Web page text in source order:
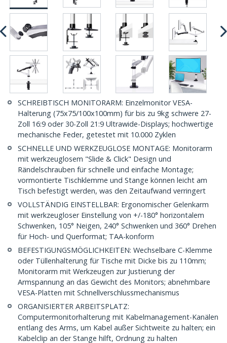
SCHREIBTISCH MONITORARM: Einzelmonitor VESA-
Halterung (75x75/100x100mm) für bis zu 9kg schwere 27-
Zoll 16:9 oder 30-Zoll 21:9 Ultrawide-Displays; hochwertige
mechanische Feder, getestet mit 10.000 Zyklen
SCHNELLE UND WERKZEUGLOSE MONTAGE: Monitorarm
mit werkzeuglosem "Slide & Click" Design und
Rändelschrauben für schnelle und einfache Montage;
vormontierte Tischklemme und Stange können leicht am
Tisch befestigt werden, was den Zeitaufwand verringert
VOLLSTÄNDIG EINSTELLBAR: Ergonomischer Gelenkarm
mit werkzeugloser Einstellung von +/-180° horizontalem
Schwenken, 105° Neigen, 240° Schwenken und 360° Drehen
für Hoch- und Querformat; TAA-konform
BEFESTIGUNGSMÖGLICHKEITEN: Wechselbare C-Klemme
oder Tüllenhalterung für Tische mit Dicke bis zu 110mm;
Monitorarm mit Werkzeugen zur Justierung der
Armspannung an das Gewicht des Monitors; abnehmbare
VESA-Platten mit Schnellverschlussmechanismus
ORGANISIERTER ARBEITSPLATZ:
Computermonitorhalterung mit Kabelmanagement-Kanälen
entlang des Arms, um Kabel außer Sichtweite zu halten; ein
Kabelclip an der Stange hilft, Ordnung zu halten